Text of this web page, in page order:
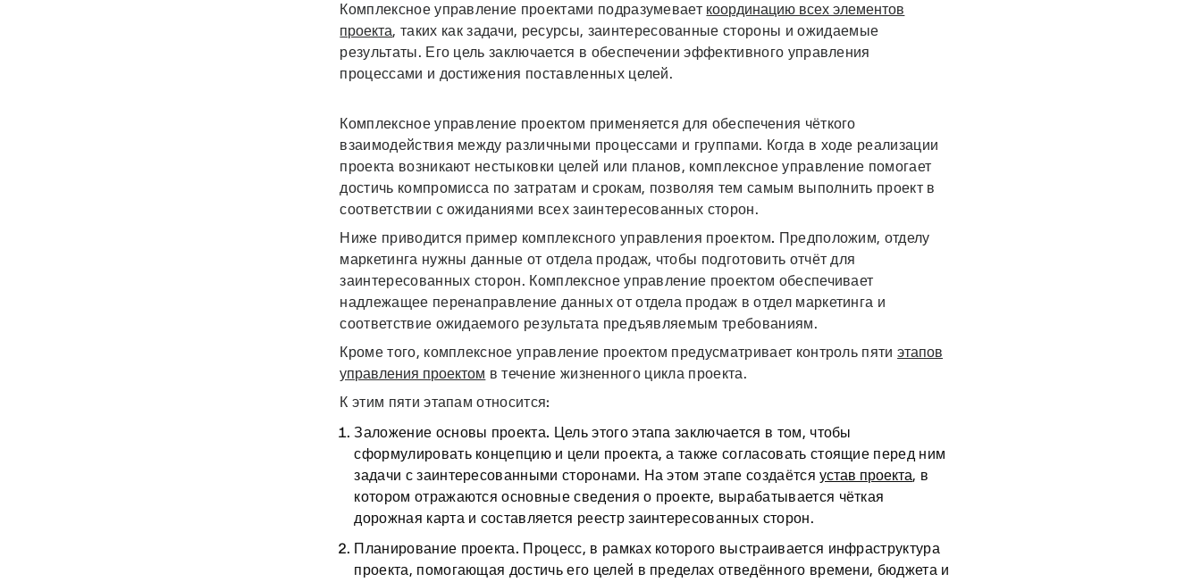
Комплексное управление проектами подразумевает координацию всех элементов
проекта, таких как задачи, ресурсы, заинтересованные стороны и ожидаемые
результаты. Его цель заключается в обеспечении эффективного управления
процессами и достижения поставленных целей.
Комплексное управление проектом применяется для обеспечения чёткого
взаимодействия между различными процессами и группами. Когда в ходе реализации
проекта возникают нестыковки целей или планов, комплексное управление помогает
достичь компромисса по затратам и срокам, позволяя тем самым выполнить проект в
соответствии с ожиданиями всех заинтересованных сторон.
Ниже приводится пример комплексного управления проектом. Предположим, отделу
маркетинга нужны данные от отдела продаж, чтобы подготовить отчёт для
заинтересованных сторон. Комплексное управление проектом обеспечивает
надлежащее перенаправление данных от отдела продаж в отдел маркетинга и
соответствие ожидаемого результата предъявляемым требованиям.
Кроме того, комплексное управление проектом предусматривает контроль пятиэтапов
управления проектом в течение жизненного цикла проекта.
К этим пяти этапам относится:
Заложение основы проекта. Цель этого этапа заключается в том, чтобы
сформулировать концепцию и цели проекта, а также согласовать стоящие перед ним
задачи с заинтересованными сторонами. На этом этапе создаётсяустав проекта, в
котором отражаются основные сведения о проекте, вырабатывается чёткая
дорожная карта и составляется реестр заинтересованных сторон.
Планирование проекта. Процесс, в рамках которого выстраивается инфраструктура
проекта, помогающая достичь его целей в пределах отведённого времени, бюджета и